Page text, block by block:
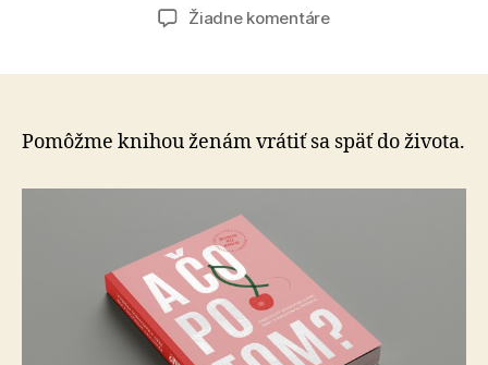
Žiadne komentárena
po
Pomôžme knihou ženám vrátiť sa späť do života.